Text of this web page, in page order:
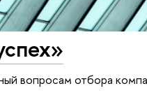
вопросам отбора